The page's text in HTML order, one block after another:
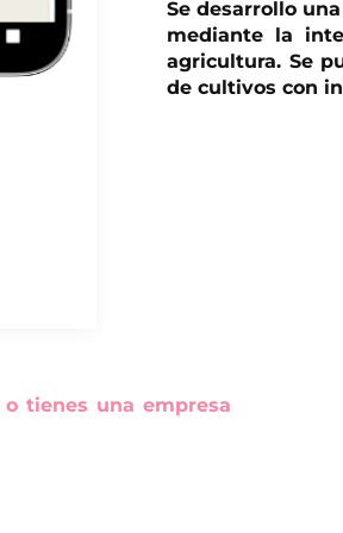
Se desarrollo
mediante la
agricultura. Se
de cultivos con
tienes una empresa